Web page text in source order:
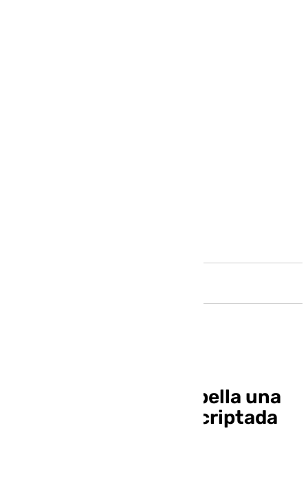
Desmantelan en Marbella una
red de mensajería encriptada